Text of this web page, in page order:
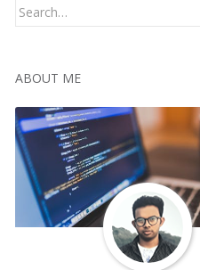
Search
ABOUT ME